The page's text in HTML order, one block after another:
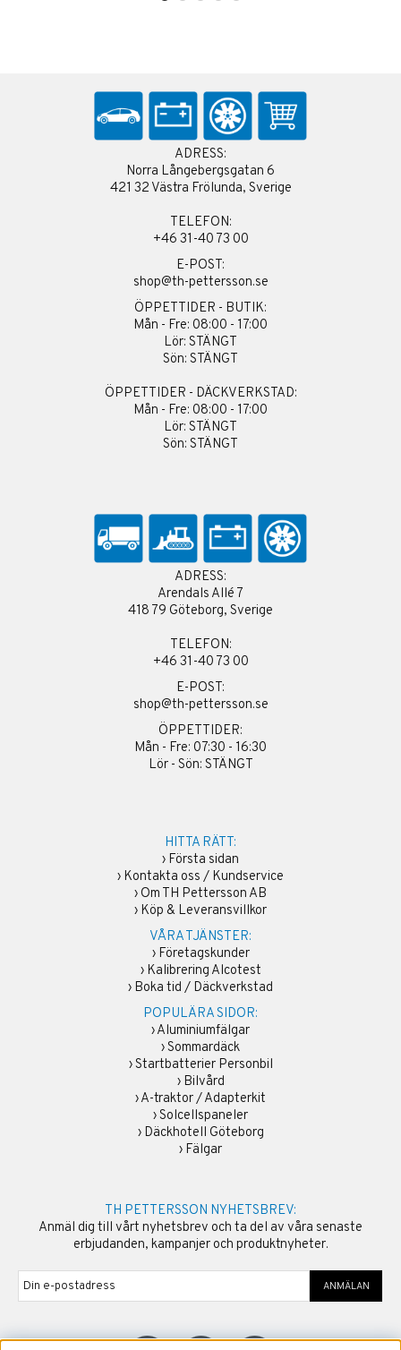
ADRESS:
Norra Långebergsgatan 6
421 32 Västra Frölunda, Sverige
TELEFON:
+46 31-40 73 00
E-POST:
shop@th-pettersson.se
ÖPPETTIDER - BUTIK:
Mån - Fre: 08:00 - 17:00
Lör: STÄNGT
Sön: STÄNGT
ÖPPETTIDER - DÄCKVERKSTAD:
Mån - Fre: 08:00 - 17:00
Lör: STÄNGT
Sön: STÄNGT
ADRESS:
Arendals Allé 7
418 79 Göteborg, Sverige
TELEFON:
+46 31-40 73 00
E-POST:
shop@th-pettersson.se
ÖPPETTIDER:
Mån - Fre: 07:30 - 16:30
Lör - Sön: STÄNGT
HITTA RÄTT:
› Första sidan
› Kontakta oss / Kundservice
› Om TH Pettersson AB
› Köp & Leveransvillkor
VÅRA TJÄNSTER:
› Företagskunder
› Kalibrering Alcotest
› Boka tid / Däckverkstad
POPULÄRA SIDOR:
›Aluminiumfälgar
›Sommardäck
›Startbatterier Personbil
› Bilvård
›A-traktor / Adapterkit
›Solcellspaneler
› Däckhotell Göteborg
› Fälgar
TH PETTERSSON NYHETSBREV:
Anmäl dig till vårt nyhetsbrev och ta del av våra senaste
erbjudanden, kampanjer och produktnyheter.
ANMÄLAN